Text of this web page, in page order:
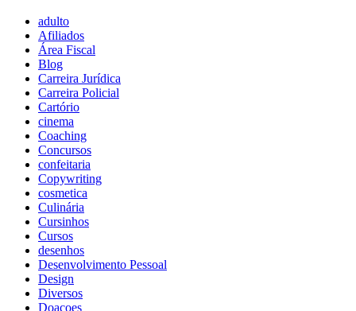
adulto
Afiliados
Área Fiscal
Blog
Carreira Jurídica
Carreira Policial
Cartório
cinema
Coaching
Concursos
confeitaria
Copywriting
cosmetica
Culinária
Cursinhos
Cursos
desenhos
Desenvolvimento Pessoal
Design
Diversos
Doaçoes